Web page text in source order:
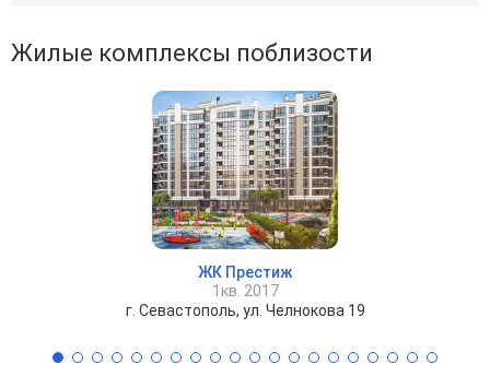
Жилые комплексы поблизости
ЖК Престиж
1кв. 2017
г. Севастополь, ул. Челнокова 19